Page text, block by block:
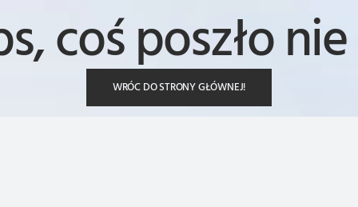
coś poszło
WRÓC DO STRONY GŁÓWNEJ!